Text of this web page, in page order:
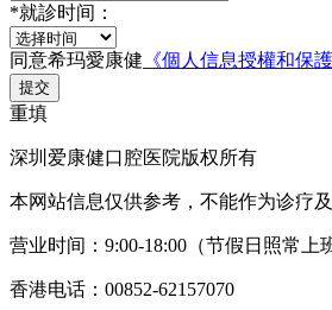
*就診时间：
同意希玛愛康健 《個人信息授權和保護
提交
重填
深圳爱康健口腔医院版权所有
本网站信息仅供参考，不能作为诊疗
营业时间：9:00-18:00（节假日照常上
香港电话：00852-62157070